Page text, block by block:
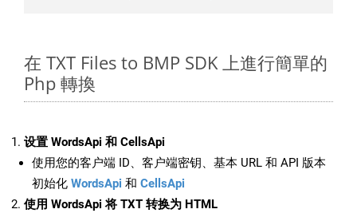
在 TXT Files to BMP SDK 上進行簡單的
Php 轉換
设置 WordsApi 和 CellsApi
使用您的客户端 ID、客户端密钥、基本 URL 和 API 版本
初始化 WordsApi 和 CellsApi
使用 WordsApi 将 TXT 转换为 HTML